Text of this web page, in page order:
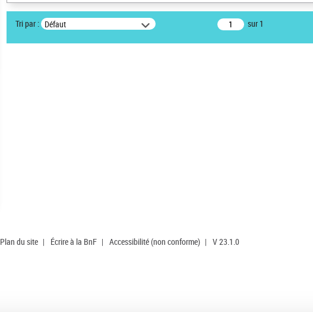
Tri par : Défaut sur 1
Plan du site | Écrire à la BnF | Accessibilité (non conforme) | V 23.1.0